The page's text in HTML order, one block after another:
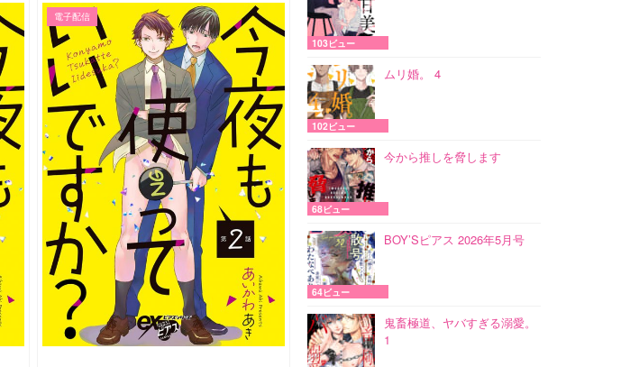
電子配信
103ビュー
ムリ婚。 4
102ビュー
今から推しを脅します
68ビュー
BOY’Sピアス 2026年5月号
64ビュー
鬼畜極道、ヤバすぎる溺愛。
1